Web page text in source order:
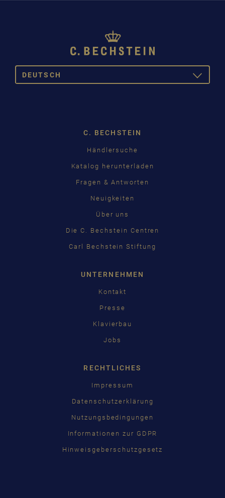
DEUTSCH
TOGGLE
C. BECHSTEIN
Händlersuche
Katalog herunterladen
Fragen & Antworten
Neuigkeiten
Über uns
Die C. Bechstein Centren
Carl Bechstein Stiftung
UNTERNEHMEN
Kontakt
Presse
Klavierbau
Jobs
RECHTLICHES
Impressum
Datenschutzerklärung
Nutzungsbedingungen
Informationen zur GDPR
Hinweisgeberschutzgesetz